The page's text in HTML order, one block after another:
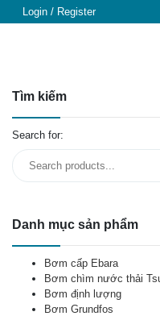
Login / Register
Tìm kiếm
Search for:
Danh mục sản phẩm
Bơm cấp Ebara
Bơm chìm nước thải
Bơm định lượng
Bơm Grundfos